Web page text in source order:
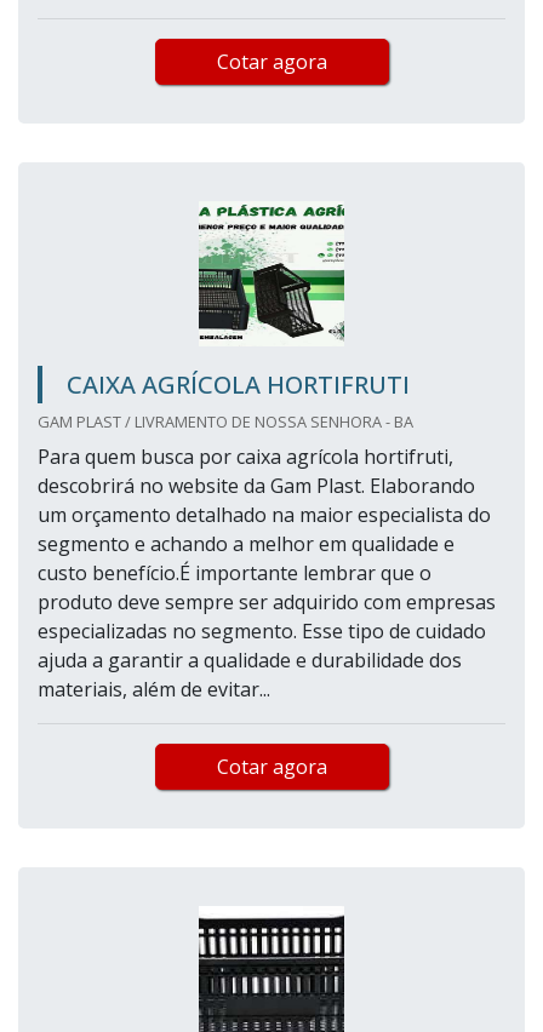
Cotar agora
CAIXA AGRÍCOLA HORTIFRUTI
GAM PLAST / LIVRAMENTO DE NOSSA SENHORA - BA
Para quem busca por caixa agrícola hortifruti,
descobrirá no website da Gam Plast. Elaborando
um orçamento detalhado na maior especialista do
segmento e achando a melhor em qualidade e
custo benefício.É importante lembrar que o
produto deve sempre ser adquirido com empresas
especializadas no segmento. Esse tipo de cuidado
ajuda a garantir a qualidade e durabilidade dos
materiais, além de evitar...
Cotar agora